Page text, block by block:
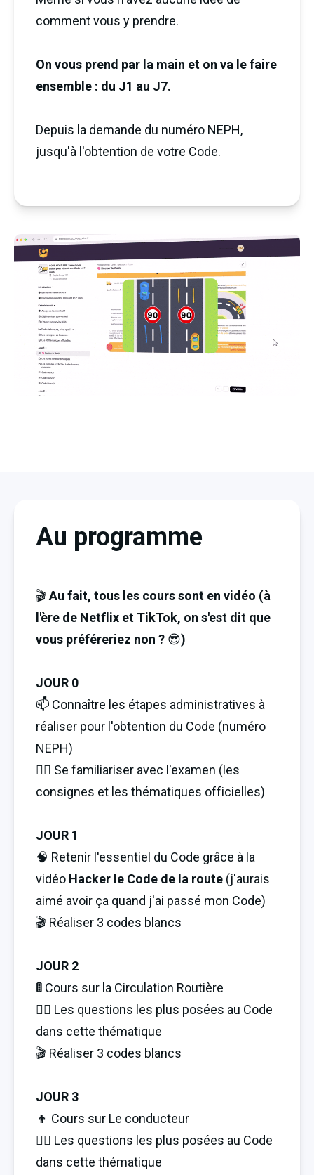
comment vous y prendre.
On vous prend par la main et on va le faire
ensemble : du J1 au J7.
Depuis la demande du numéro NEPH,
jusqu'à l'obtention de votre Code.
Au programme
🎬 Au fait, tous les cours sont en vidéo (à
l'ère de Netflix et TikTok, on s'est dit que
vous préféreriez non ? 😎)
JOUR 0
📫 Connaître les étapes administratives à
réaliser pour l'obtention du Code (numéro
NEPH)
🤸‍♀️ Se familiariser avec l'examen (les
consignes et les thématiques officielles)
JOUR 1
🧠 Retenir l'essentiel du Code grâce à la
vidéo Hacker le Code de la route (j'aurais
aimé avoir ça quand j'ai passé mon Code)
🎬 Réaliser 3 codes blancs
JOUR 2
🚦 Cours sur la Circulation Routière
🏋️‍♂️ Les questions les plus posées au Code
dans cette thématique
🎬 Réaliser 3 codes blancs
JOUR 3
👦 Cours sur Le conducteur
🏋️‍♂️ Les questions les plus posées au Code
dans cette thématique